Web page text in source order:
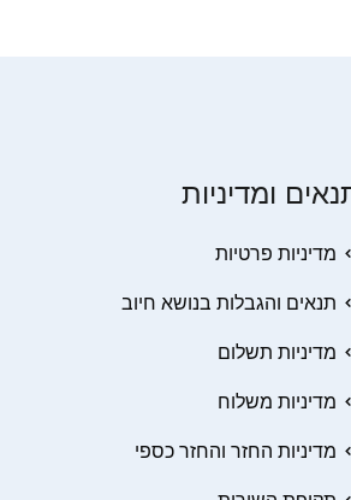
ומדיניות
מדיניות פרטיות
תנאים והגבלות בנושא חיוב
מדיניות תשלום
מדיניות משלוח
מדיניות החזר והחזר כספי